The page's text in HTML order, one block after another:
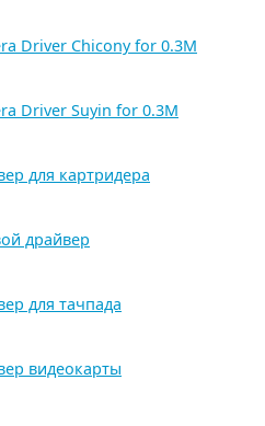
Driver Chicony for 0.3M
Driver Suyin for 0.3M
для картридера
драйвер
для тачпада
видеокарты